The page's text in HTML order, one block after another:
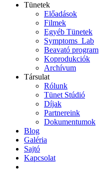
Tünetek
Előadások
Filmek
Egyéb Tünetek
Symptoms_Lab
Beavató program
Koprodukciók
Archívum
Társulat
Rólunk
Tünet Stúdió
Díjak
Partnereink
Dokumentumok
Blog
Galéria
Sajtó
Kapcsolat